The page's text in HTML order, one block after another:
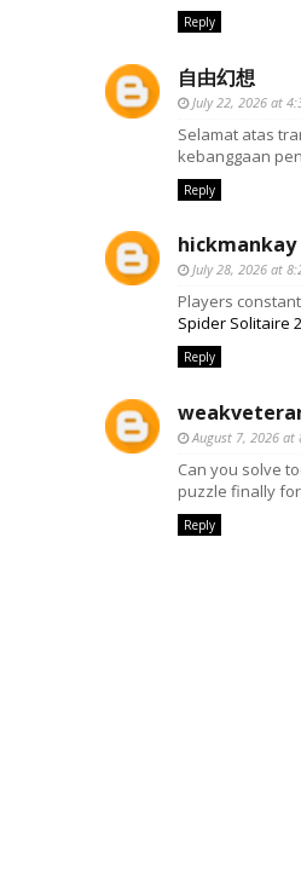
Reply
自由幻想
July 22, 2026 at
Selamat atas
kebanggaan
Reply
hickmankay
July 28, 2026 at
Players
Spider Solitaire
Reply
August 7, 2026 at
Can you solve
puzzle finally
Reply